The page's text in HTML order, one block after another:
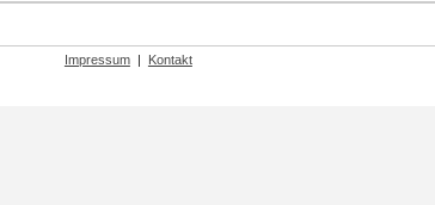
Impressum| Kontakt